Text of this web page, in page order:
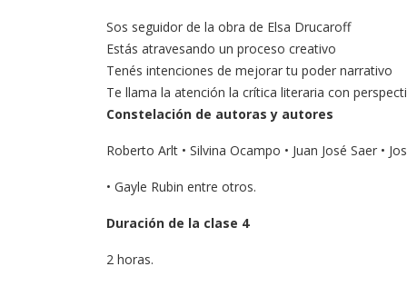
Sos seguidor de la obra de Elsa Drucaroff
Estás atravesando un proceso creativo
Tenés intenciones de mejorar tu poder narrativo
Te llama la atención la crítica literaria con
Constelación de autoras y autores
Roberto Arlt • Silvina Ocampo • Juan José Saer •
• Gayle Rubin entre otros.
Duración de la clase 4
2 horas.